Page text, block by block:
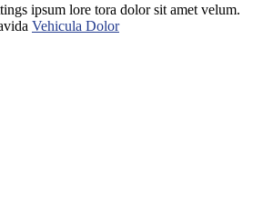
ipsum lore tora dolor sit amet velum.
Vehicula Dolor